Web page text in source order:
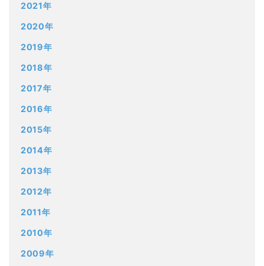
2021年
2020年
2019年
2018年
2017年
2016年
2015年
2014年
2013年
2012年
2011年
2010年
2009年